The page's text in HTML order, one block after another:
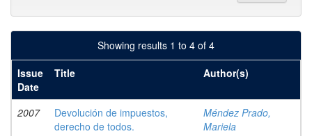
Showing results 1 to 4 of 4
Issue
Date
Title Author(s)
2007
Devolución de impuestos,
derecho de todos.
Méndez Prado,
Mariela